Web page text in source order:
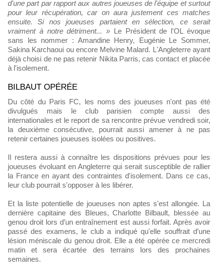
d'une part par rapport aux autres joueuses de l'équipe et surtout
pour leur récupération, car on aura justement ces matches
ensuite. Si nos joueuses partaient en sélection, ce serait
vraiment à notre détriment... » Le Président de l'OL évoque
sans les nommer : Amandine Henry, Eugénie Le Sommer,
Sakina Karchaoui ou encore Melvine Malard. L'Angleterre ayant
déjà choisi de ne pas retenir Nikita Parris, cas contact et placée
à l'isolement.
BILBAUT OPÉRÉE
Du côté du Paris FC, les noms des joueuses n'ont pas été
divulgués mais le club parisien compte aussi des
internationales et le report de sa rencontre prévue vendredi soir,
la deuxième consécutive, pourrait aussi amener à ne pas
retenir certaines joueuses isolées ou positives.
Il restera aussi à connaître les dispositions prévues pour les
joueuses évoluant en Angleterre qui serait susceptible de rallier
la France en ayant des contraintes d'isolement. Dans ce cas,
leur club pourrait s'opposer à les libérer.
Et la liste potentielle de joueuses non aptes s'est allongée. La
dernière capitaine des Bleues, Charlotte Bilbault, blessée au
genou droit lors d’un entraînement est aussi forfait. Après avoir
passé des examens, le club a indiqué qu'elle souffrait d’une
lésion méniscale du genou droit. Elle a été opérée ce mercredi
matin et sera écartée des terrains lors des prochaines
semaines.